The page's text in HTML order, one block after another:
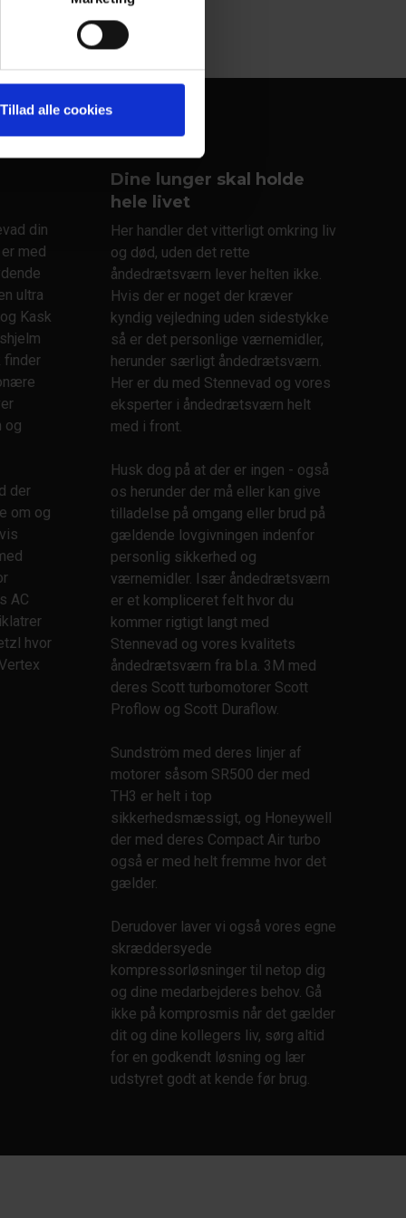
Tillad alle cookies
din
med
ultra
Kask
finder
og
der
om og
AC
hvor
Dine lunger skal holde
hele livet
Her handler det vitterligt omkring liv
og død, uden det rette
åndedrætsværn lever helten ikke.
Hvis der er noget der kræver
kyndig vejledning uden sidestykke
så er det personlige værnemidler,
herunder særligt åndedrætsværn.
Her er du med Stennevad og vores
eksperter i åndedrætsværn helt
med i front.
Husk dog på at der er ingen - også
os herunder der må eller kan give
tilladelse på omgang eller brud på
gældende lovgivningen indenfor
personlig sikkerhed og
værnemidler. Især åndedrætsværn
er et kompliceret felt hvor du
kommer rigtigt langt med
Stennevad og vores kvalitets
åndedrætsværn fra bl.a. 3M med
deres Scott turbomotorer Scott
Proflow og Scott Duraflow.
Sundström med deres linjer af
motorer såsom SR500 der med
TH3 er helt i top
sikkerhedsmæssigt, og Honeywell
der med deres Compact Air turbo
også er med helt fremme hvor det
gælder.
Derudover laver vi også vores egne
skræddersyede
kompressorløsninger til netop dig
og dine medarbejderes behov. Gå
ikke på komprosmis når det gælder
dit og dine kollegers liv, sørg altid
for en godkendt løsning og lær
udstyret godt at kende før brug.